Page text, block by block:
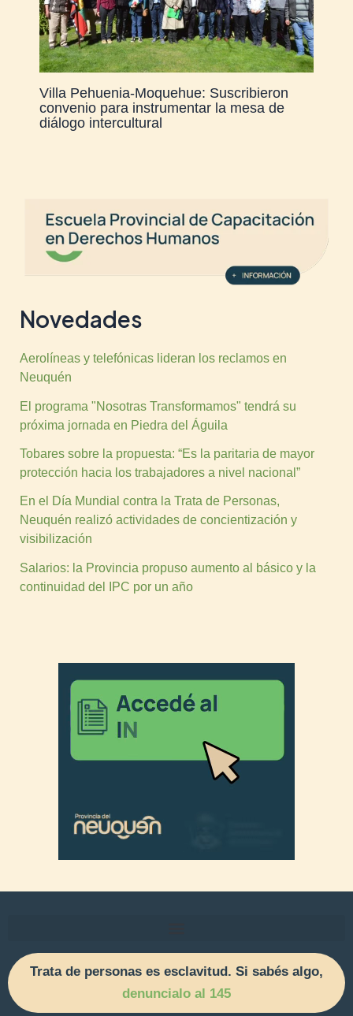
Villa Pehuenia-Moquehue: Suscribieron
convenio para instrumentar la mesa de
diálogo intercultural
Novedades
Aerolíneas y telefónicas lideran los reclamos en
Neuquén
El programa "Nosotras Transformamos" tendrá su
próxima jornada en Piedra del Águila
Tobares sobre la propuesta: “Es la paritaria de mayor
protección hacia los trabajadores a nivel nacional”
En el Día Mundial contra la Trata de Personas,
Neuquén realizó actividades de concientización y
visibilización
Salarios: la Provincia propuso aumento al básico y la
continuidad del IPC por un año
Trata de personas es esclavitud. Si sabés algo,
denuncialo al 145